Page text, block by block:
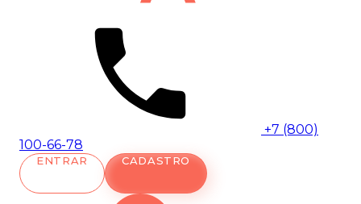
+7 (800)
100-66-78
ENTRAR CADASTRO